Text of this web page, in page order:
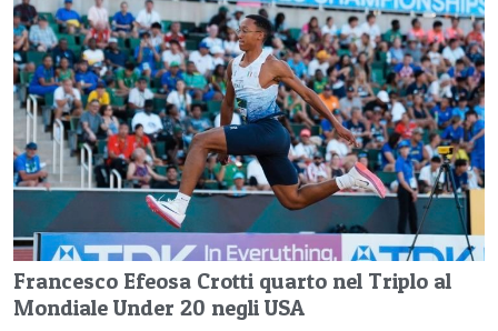
Francesco Efeosa Crotti quarto nel Triplo al
Mondiale Under 20 negli USA